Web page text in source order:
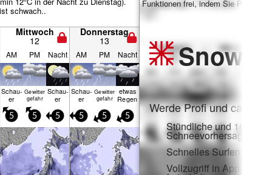
schwach..
Mittwoch
12
Donnerstag
13
AM PM Nacht AM PM Nacht
Schau­
er
Gewitter
gefahr
Schau­
er
Schau­
er
Gewitter
gefahr
etwas
Regen
5 5 5 5 5 5
Funktionen frei, indem Sie Pro-
Snow
Werde Profi und carve
Stündliche und 16-Tage-
Schneevorhersagen
Schnelles Surfen ohne
Vollzugriff in App und